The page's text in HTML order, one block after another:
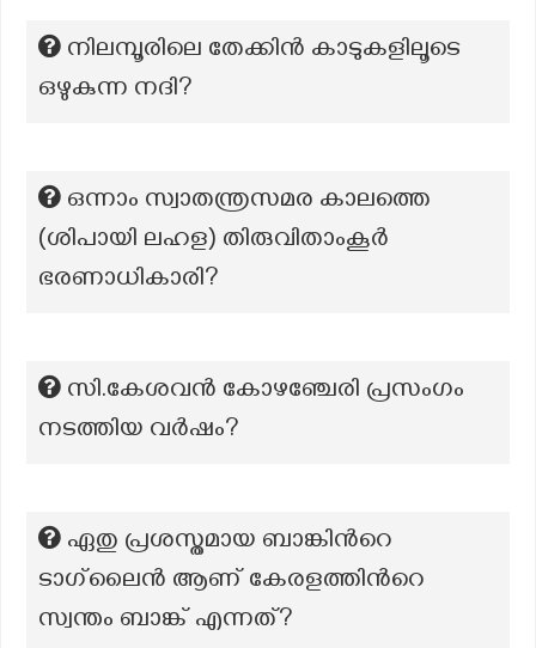
നിലമ്പൂരിലെ തേക്കിന്‍ കാടുകളിലൂടെ
ഒഴുകുന്ന നദി?
ഒന്നാം സ്വാതന്ത്രസമര കാലത്തെ
(ശിപായി ലഹള) തിരുവിതാംകൂർ
ഭരണാധികാരി?
സി.കേശവന്‍ കോഴഞ്ചേരി പ്രസംഗം
നടത്തിയ വര്‍ഷം?
ഏതു പ്രശസ്തമായ ബാങ്കിൻറെ
ടാഗ്‌ലൈൻ ആണ് കേരളത്തിൻറെ
സ്വന്തം ബാങ്ക് എന്നത്?